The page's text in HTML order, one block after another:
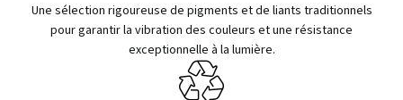
Une sélection rigoureuse de pigments et de liants traditionnels
pour garantir la vibration des couleurs et une résistance
exceptionnelle à la lumière.